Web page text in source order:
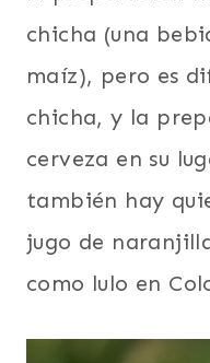
chicha (una
maíz), pero es
chicha, y la
cerveza en su
también hay
jugo de
como lulo en